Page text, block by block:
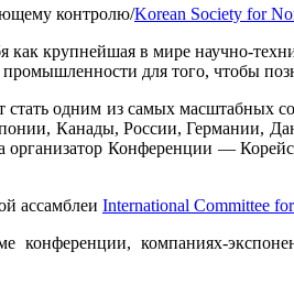
контролю/Korean Society for
крупнейшая в мире научно-
для того, чтобы
одним из самых масштабных
Канады, России, Германии,
организатор Конференции —
ассамблеи International Committee
компаниях-